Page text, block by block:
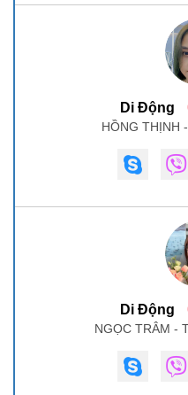
Di Động
HỒNG THỊNH
Di Động
NGỌC TRÂM -